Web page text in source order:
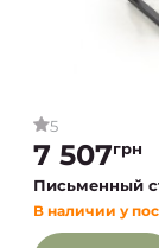
5
7 507грн
Письменный
В наличии у